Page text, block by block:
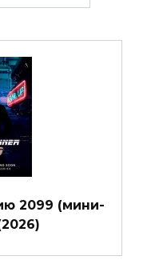
2099 (мини-